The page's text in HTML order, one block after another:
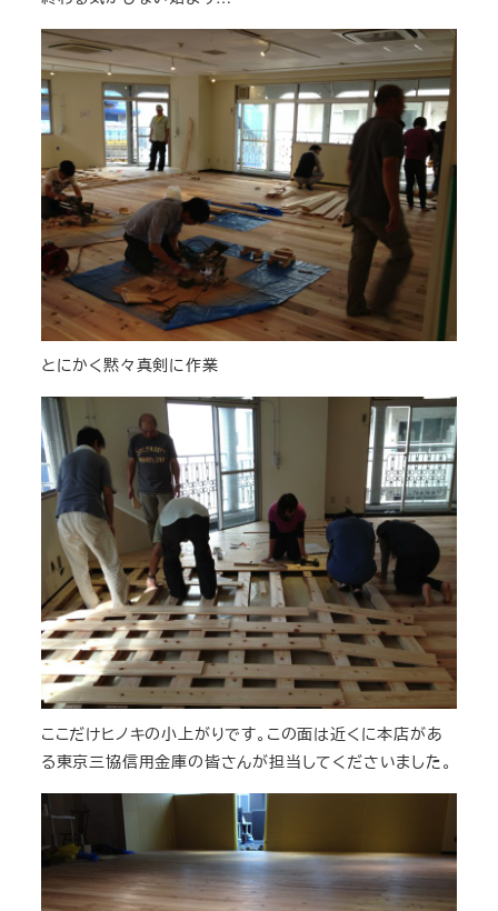
とにかく黙々真剣に作業
ここだけヒノキの小上がりです。この面は近くに本店があ
る東京三協信用金庫の皆さんが担当してくださいました。